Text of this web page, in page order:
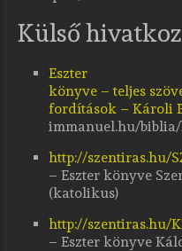
Külső
Eszter
könyve – teljes
fordítások – Károli
immanuel.hu/
http://szentiras.hu/
– Eszter könyve
(katolikus)
http://szentiras.hu/
– Eszter könyve